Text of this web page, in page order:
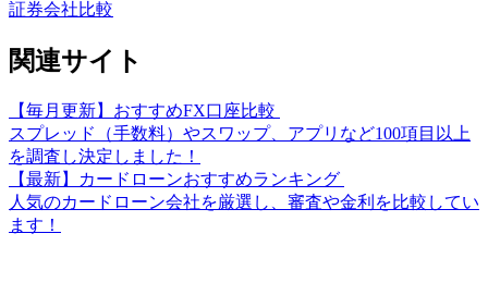
証券会社比較
関連サイト
【毎月更新】おすすめFX口座比較
スプレッド（手数料）やスワップ、アプリなど100項目以上
を調査し決定しました！
【最新】カードローンおすすめランキング
人気のカードローン会社を厳選し、審査や金利を比較してい
ます！